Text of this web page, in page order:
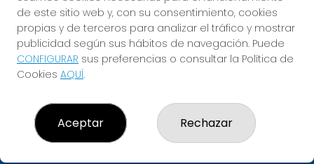
PRÓXIMO BOTE MILLONARIO:
56.000.000€
de este sitio web y, con su consentimiento, cookies
propias y de terceros para analizar el tráfico y mostrar
publicidad según sus hábitos de navegación. Puede
CONFIGURAR sus preferencias o consultar la Política de
Cookies AQUÍ.
Aceptar Rechazar